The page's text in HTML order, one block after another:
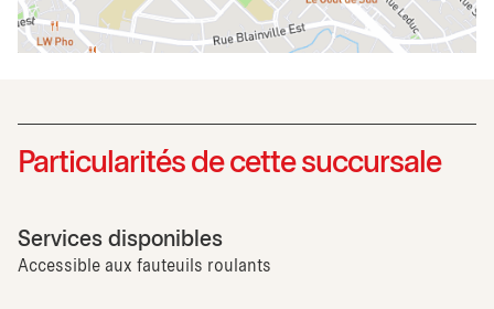
Particularités de cette succursale
Services disponibles
Accessible aux fauteuils roulants